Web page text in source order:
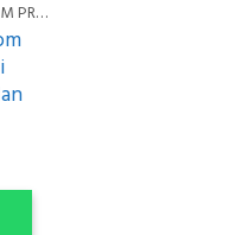
JASA PENGUKURAN SUB BOTTOM PROFILING